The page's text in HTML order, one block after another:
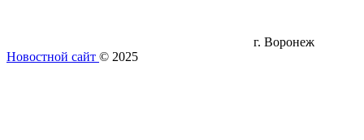
г. Воронеж
Новостной сайт © 2025